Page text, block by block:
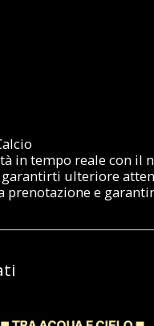
in tempo reale con il
ulteriore
e